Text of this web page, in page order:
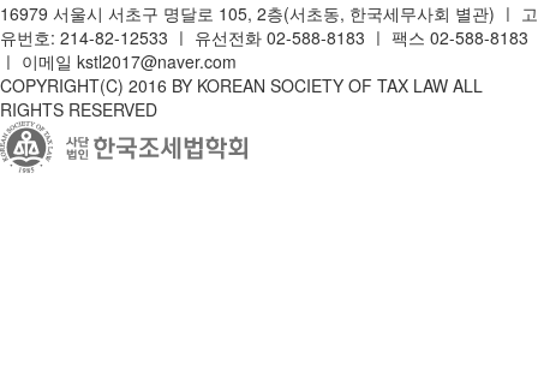
16979 서울시 서초구 명달로 105, 2층(서초동, 한국세무사회 별관) ㅣ 고
유번호: 214-82-12533 ㅣ 유선전화 02-588-8183 ㅣ 팩스 02-588-8183
ㅣ 이메일 kstl2017@naver.com
COPYRIGHT(C) 2016 BY KOREAN SOCIETY OF TAX LAW ALL
RIGHTS RESERVED